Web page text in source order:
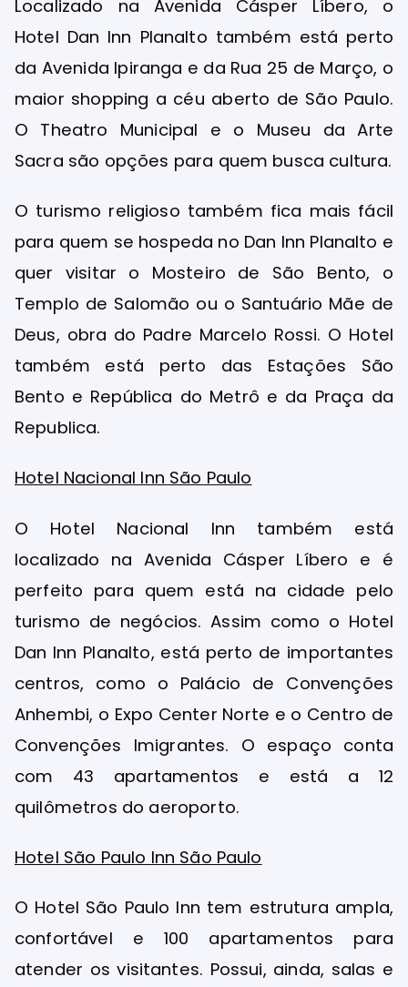
Localizado na Avenida Cásper Líbero, o
Hotel Dan Inn Planalto também está perto
da Avenida Ipiranga e da Rua 25 de Março, o
maior shopping a céu aberto de São Paulo.
O Theatro Municipal e o Museu da Arte
Sacra são opções para quem busca cultura.
O turismo religioso também fica mais fácil
para quem se hospeda no Dan Inn Planalto e
quer visitar o Mosteiro de São Bento, o
Templo de Salomão ou o Santuário Mãe de
Deus, obra do Padre Marcelo Rossi. O Hotel
também está perto das Estações São
Bento e República do Metrô e da Praça da
Republica.
Hotel Nacional Inn São Paulo
O Hotel Nacional Inn também está
localizado na Avenida Cásper Líbero e é
perfeito para quem está na cidade pelo
turismo de negócios. Assim como o Hotel
Dan Inn Planalto, está perto de importantes
centros, como o Palácio de Convenções
Anhembi, o Expo Center Norte e o Centro de
Convenções Imigrantes. O espaço conta
com 43 apartamentos e está a 12
quilômetros do aeroporto.
Hotel São Paulo Inn São Paulo
O Hotel São Paulo Inn tem estrutura ampla,
confortável e 100 apartamentos para
atender os visitantes. Possui, ainda, salas e